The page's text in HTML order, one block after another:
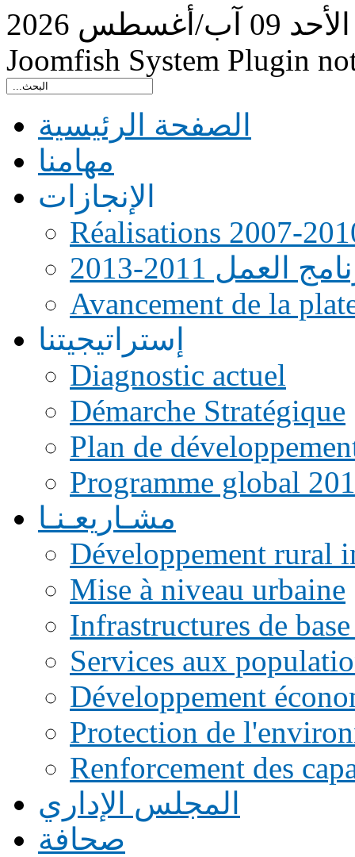
الأحد 09 آب/أغسطس 2026
Joomfish System Plugin
الصفحة الرئيسية
مهامنا
الإنجازات
Réalisations 2007-
العمل 2011-2013
Avancement de la
إستراتيجيتنا
Diagnostic actuel
Démarche Stratégique
Plan de
Programme global
مشـاريعـنـا
Développement rural
Mise à niveau urbaine
Infrastructures de
Services aux
Développement
Protection de
Renforcement des
المجلس الإداري
صحافة